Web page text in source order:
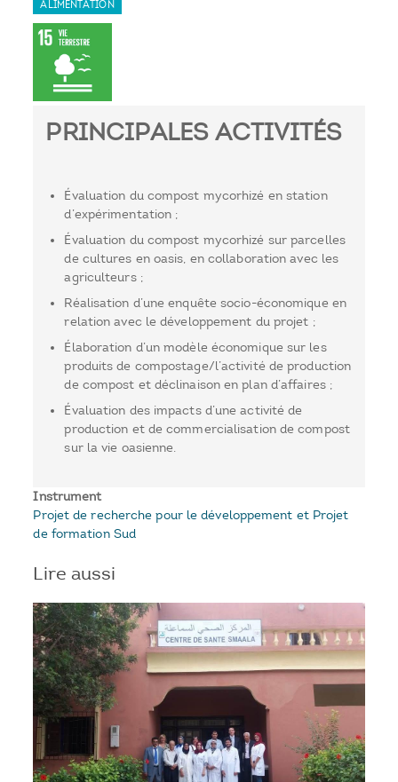
ALIMENTATION
PRINCIPALES ACTIVITÉS
Évaluation du compost mycorhizé en station
d’expérimentation ;
Évaluation du compost mycorhizé sur parcelles
de cultures en oasis, en collaboration avec les
agriculteurs ;
Réalisation d’une enquête socio-économique en
relation avec le développement du projet ;
Élaboration d’un modèle économique sur les
produits de compostage/l’activité de production
de compost et déclinaison en plan d’affaires ;
Évaluation des impacts d’une activité de
production et de commercialisation de compost
sur la vie oasienne.
Instrument
Projet de recherche pour le développement et Projet
de formation Sud
Lire aussi